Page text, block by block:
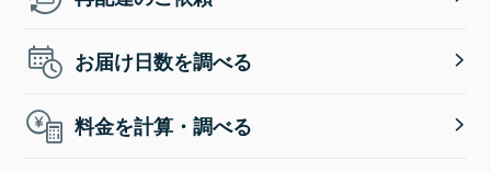
お届け日数を調べる
料金を計算・調べる